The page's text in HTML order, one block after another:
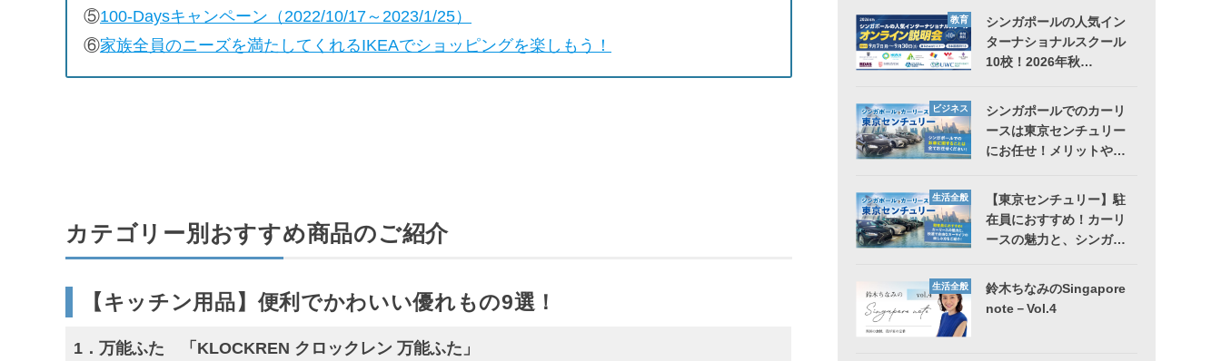
⑤100-Daysキャンペーン（2022/10/17～2023/1/25）
⑥家族全員のニーズを満たしてくれるIKEAでショッピングを楽しもう！
カテゴリー別おすすめ商品のご紹介
【キッチン用品】便利でかわいい優れもの9選！
1．万能ふた 「KLOCKREN クロックレン 万能ふた」
教育
シンガポールの人気イン
ターナショナルスクール
10校！2026年秋…
ビジネス
シンガポールでのカーリ
ースは東京センチュリー
にお任せ！メリットや…
生活全般
【東京センチュリー】駐
在員におすすめ！カーリ
ースの魅力と、シンガ…
生活全般
鈴木ちなみのSingapore
note－Vol.4